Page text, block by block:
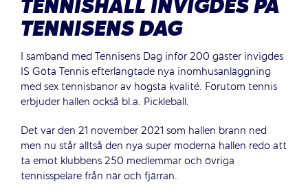
TENNISHALL INVIGDES PÅ
TENNISENS DAG
I samband med Tennisens Dag inför 200 gäster invigdes
IS Göta Tennis efterlängtade nya inomhusanläggning
med sex tennisbanor av högsta kvalité. Förutom tennis
erbjuder hallen också bl.a. Pickleball.
Det var den 21 november 2021 som hallen brann ned
men nu står alltså den nya super moderna hallen redo att
ta emot klubbens 250 medlemmar och övriga
tennisspelare från när och fjärran.